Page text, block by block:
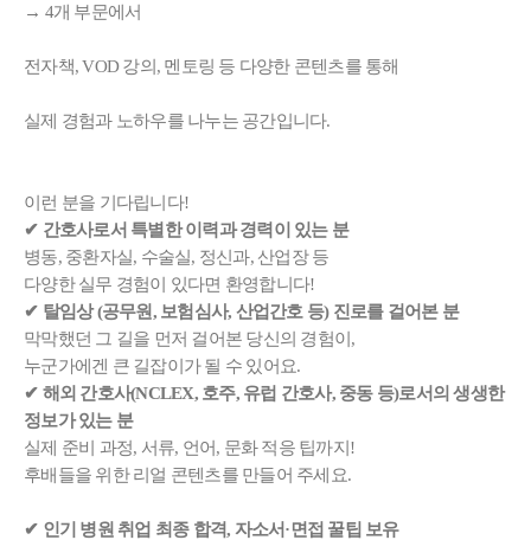
→ 4개 부문에서
전자책, VOD 강의, 멘토링 등 다양한 콘텐츠를 통해
실제 경험과 노하우를 나누는 공간입니다.
이런 분을 기다립니다!
✔ 간호사로서 특별한 이력과 경력이 있는 분
병동, 중환자실, 수술실, 정신과, 산업장 등
다양한 실무 경험이 있다면 환영합니다!
✔ 탈임상 (공무원, 보험심사, 산업간호 등) 진로를 걸어본 분
막막했던 그 길을 먼저 걸어본 당신의 경험이,
누군가에겐 큰 길잡이가 될 수 있어요.
✔ 해외 간호사(NCLEX, 호주, 유럽 간호사, 중동 등)로서의 생생한
정보가 있는 분
실제 준비 과정, 서류, 언어, 문화 적응 팁까지!
후배들을 위한 리얼 콘텐츠를 만들어 주세요.
✔ 인기 병원 취업 최종 합격, 자소서·면접 꿀팁 보유